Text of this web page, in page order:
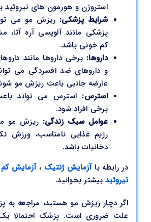
استروژن و هورمون های تیروئید
شرایط پزشکی: ریزش مو می
پزشکی مانند آلوپسی آره آتا،
کم خونی باشد.
داروها: برخی داروها مانند
و داروهای ضد افسردگی می
عارضه جانبی باعث ریزش مو
استرس: استرس می تواند
برخی افراد شود.
عوامل سبک زندگی: ریزش مو
رژیم غذایی نامناسب، ورزش
دخانیات باشد.
در رابطه باآزمایش ژنتیک ،آزمایش
تیروئیدبیشتر بخوانید.
اگر دچار ریزش مو هستید، مراجعه به
علت ضروری است. پزشک احتمالا یک